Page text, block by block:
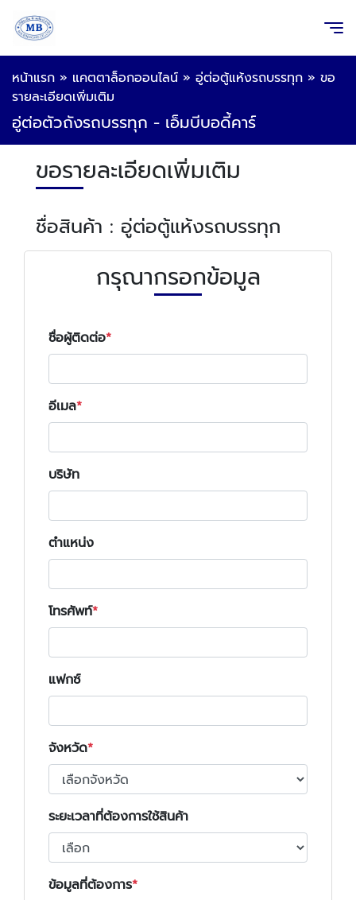
หน้าแรก » แคตตาล็อกออนไลน์ » อู่ต่อตู้แห้งรถบรรทุก » ขอ
รายละเอียดเพิ่มเติม
อู่ต่อตัวถังรถบรรทุก - เอ็มบีบอดี้คาร์
ขอรายละเอียดเพิ่มเติม
ชื่อสินค้า : อู่ต่อตู้แห้งรถบรรทุก
กรุณากรอกข้อมูล
ชื่อผู้ติดต่อ
อีเมล
บริษัท
ตำแหน่ง
โทรศัพท์
แฟกซ์
จังหวัด
ระยะเวลาที่ต้องการใช้สินค้า
ข้อมูลที่ต้องการ